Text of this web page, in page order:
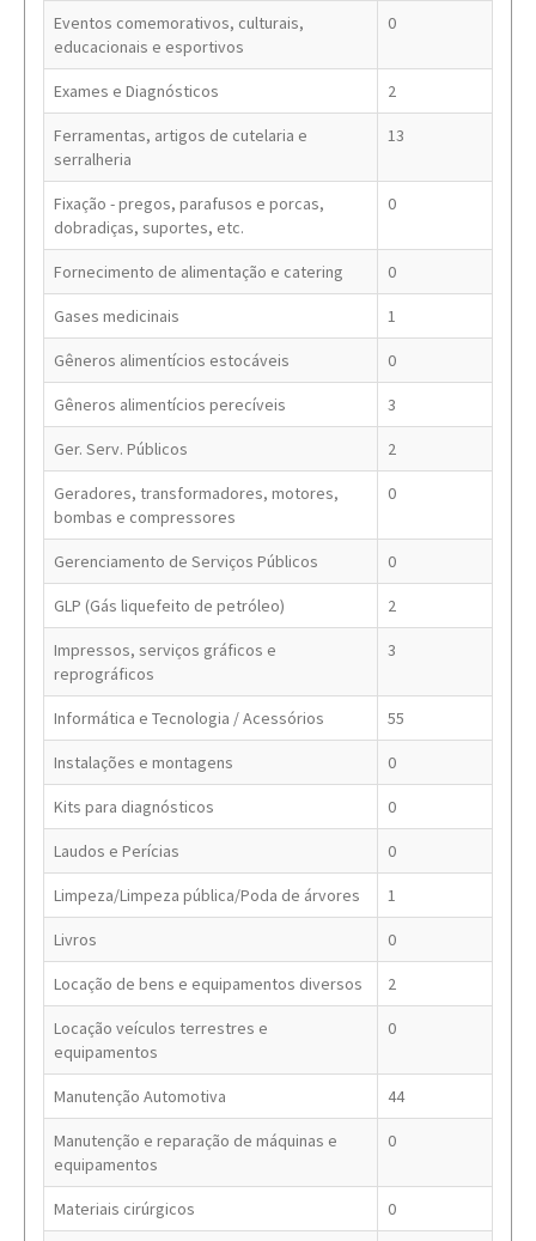
Eventos comemorativos, culturais,
educacionais e esportivos
0
Exames e Diagnósticos 2
Ferramentas, artigos de cutelaria e
serralheria
13
Fixação - pregos, parafusos e porcas,
dobradiças, suportes, etc.
0
Fornecimento de alimentação e catering 0
Gases medicinais 1
Gêneros alimentícios estocáveis 0
Gêneros alimentícios perecíveis 3
Ger. Serv. Públicos 2
Geradores, transformadores, motores,
bombas e compressores
0
Gerenciamento de Serviços Públicos 0
GLP (Gás liquefeito de petróleo) 2
Impressos, serviços gráficos e
reprográficos
3
Informática e Tecnologia / Acessórios 55
Instalações e montagens 0
Kits para diagnósticos 0
Laudos e Perícias 0
Limpeza/Limpeza pública/Poda de árvores 1
Livros 0
Locação de bens e equipamentos diversos 2
Locação veículos terrestres e
equipamentos
0
Manutenção Automotiva 44
Manutenção e reparação de máquinas e
equipamentos
0
Materiais cirúrgicos 0